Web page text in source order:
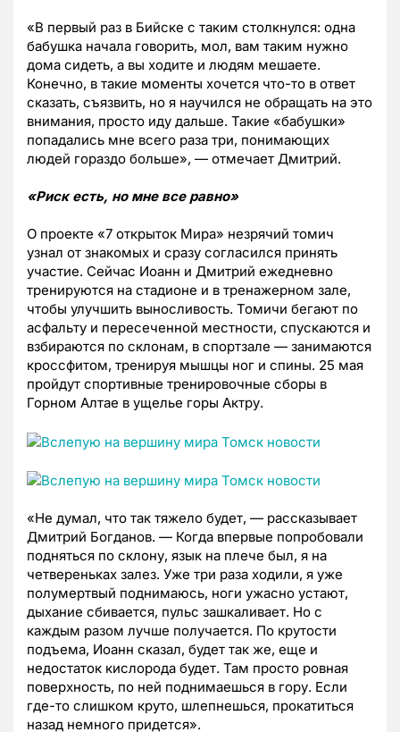
«В первый раз в Бийске с таким столкнулся: одна
бабушка начала говорить, мол, вам таким нужно
дома сидеть, а вы ходите и людям мешаете.
Конечно, в такие моменты хочется что-то в ответ
сказать, съязвить, но я научился не обращать на это
внимания, просто иду дальше. Такие «бабушки»
попадались мне всего раза три, понимающих
людей гораздо больше», — отмечает Дмитрий.
«Риск есть, но мне все равно»
О проекте «7 открыток Мира» незрячий томич
узнал от знакомых и сразу согласился принять
участие. Сейчас Иоанн и Дмитрий ежедневно
тренируются на стадионе и в тренажерном зале,
чтобы улучшить выносливость. Томичи бегают по
асфальту и пересеченной местности, спускаются и
взбираются по склонам, в спортзале — занимаются
кроссфитом, тренируя мышцы ног и спины. 25 мая
пройдут спортивные тренировочные сборы в
Горном Алтае в ущелье горы Актру.
«Не думал, что так тяжело будет, — рассказывает
Дмитрий Богданов. — Когда впервые попробовали
подняться по склону, язык на плече был, я на
четвереньках залез. Уже три раза ходили, я уже
полумертвый поднимаюсь, ноги ужасно устают,
дыхание сбивается, пульс зашкаливает. Но с
каждым разом лучше получается. По крутости
подъема, Иоанн сказал, будет так же, еще и
недостаток кислорода будет. Там просто ровная
поверхность, по ней поднимаешься в гору. Если
где-то слишком круто, шлепнешься, прокатиться
назад немного придется».